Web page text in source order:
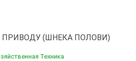
ПРИВОДУ (ШНЕКА ПОЛОВИ)
Техника